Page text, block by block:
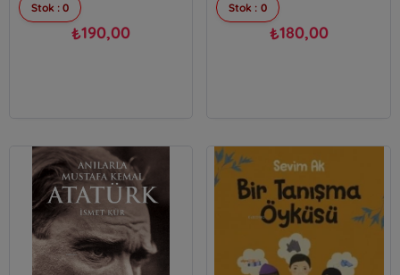
Stok : 0
₺190,00
Stok : 0
₺180,00